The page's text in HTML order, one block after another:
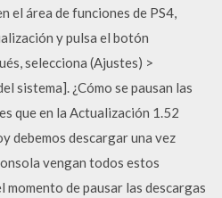
el área de funciones de PS4,
y pulsa el botón
selecciona (Ajustes) >
sistema]. ¿Cómo se pausan las
que en la Actualización 1.52
debemos descargar una vez
vengan todos estos
momento de pausar las descargas